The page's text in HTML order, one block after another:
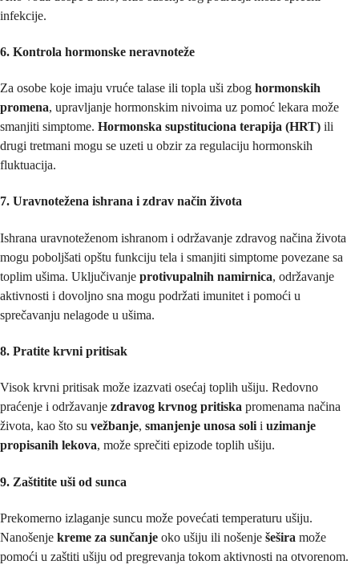
infekcije.
6. Kontrola hormonske neravnoteže
Za osobe koje imaju vruće talase ili topla uši zbog hormonskih
promena, upravljanje hormonskim nivoima uz pomoć lekara može
smanjiti simptome. Hormonska supstituciona terapija (HRT) ili
drugi tretmani mogu se uzeti u obzir za regulaciju hormonskih
fluktuacija.
7. Uravnotežena ishrana i zdrav način života
Ishrana uravnoteženom ishranom i održavanje zdravog načina života
mogu poboljšati opštu funkciju tela i smanjiti simptome povezane sa
toplim ušima. Uključivanje protivupalnih namirnica, održavanje
aktivnosti i dovoljno sna mogu podržati imunitet i pomoći u
sprečavanju nelagode u ušima.
8. Pratite krvni pritisak
Visok krvni pritisak može izazvati osećaj toplih ušiju. Redovno
praćenje i održavanje zdravog krvnog pritiska promenama načina
života, kao što su vežbanje, smanjenje unosa soli i uzimanje
propisanih lekova, može sprečiti epizode toplih ušiju.
9. Zaštitite uši od sunca
Prekomerno izlaganje suncu može povećati temperaturu ušiju.
Nanošenje kreme za sunčanje oko ušiju ili nošenje šešira može
pomoći u zaštiti ušiju od pregrevanja tokom aktivnosti na otvorenom.